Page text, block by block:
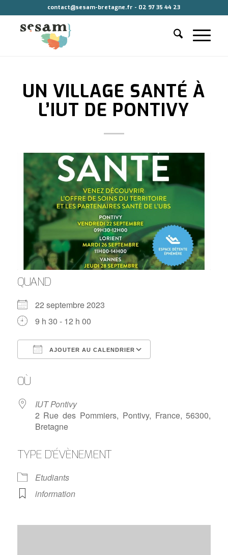
contact@sesam-bretagne.fr - 02 97 35 44 23
UN VILLAGE SANTÉ À
L’IUT DE PONTIVY
QUAND
22 septembre 2023
9 h 30 - 12 h 00
AJOUTER AU CALENDRIER
OÙ
IUT Pontivy
2 Rue des Pommiers, Pontivy, France, 56300,
Bretagne
TYPE D’ÉVÈNEMENT
Etudiants
information